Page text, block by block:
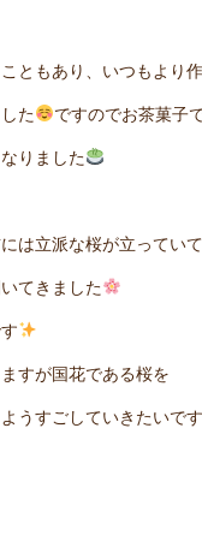
ともあり、いつもより
た ですのでお茶菓子
りました
は立派な桜が立っていて
てきました
すが国花である桜を
うすごしていきたいで